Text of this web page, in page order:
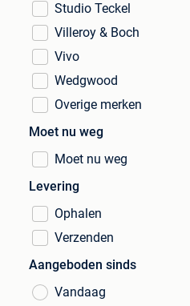
Studio Teckel
Villeroy & Boch
Vivo
Wedgwood
Overige merken
Moet nu weg
Moet nu weg
Levering
Ophalen
Verzenden
Aangeboden sinds
Vandaag